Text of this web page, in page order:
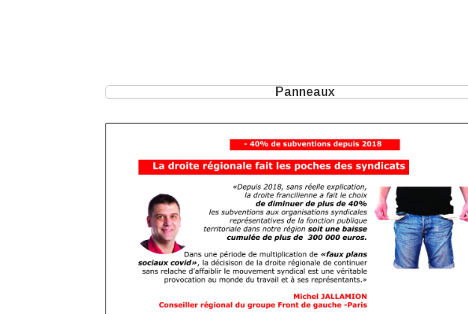
Panneaux